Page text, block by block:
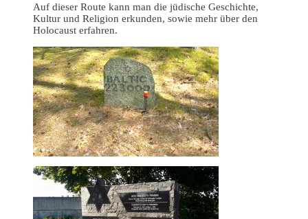
Auf dieser Route kann man die jüdische Geschichte,
Kultur und Religion erkunden, sowie mehr über den
Holocaust erfahren.